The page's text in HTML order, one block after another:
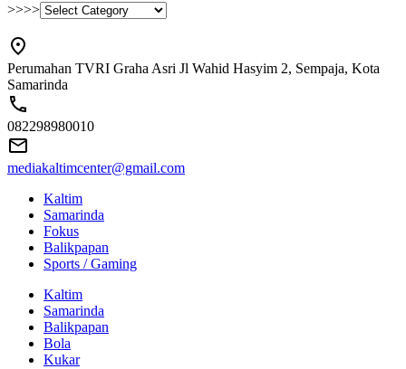
>>>>
Perumahan TVRI Graha Asri Jl Wahid Hasyim 2, Sempaja, Kota
Samarinda
082298980010
mediakaltimcenter@gmail.com
Kaltim
Samarinda
Fokus
Balikpapan
Sports / Gaming
Kaltim
Samarinda
Balikpapan
Bola
Kukar